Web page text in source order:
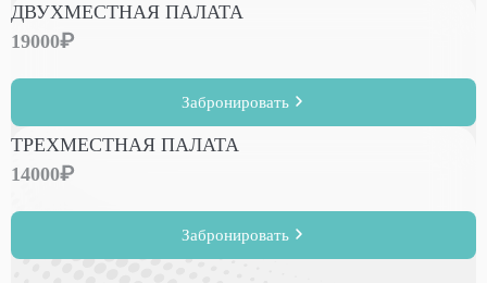
ДВУХМЕСТНАЯ ПАЛАТА
19000
Забронировать
ТРЕХМЕСТНАЯ ПАЛАТА
14000
Забронировать